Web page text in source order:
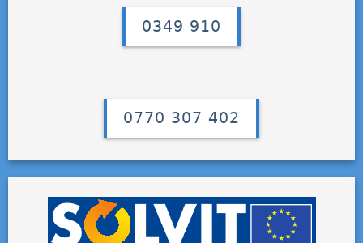
0349 910
0770 307 402